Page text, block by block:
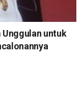
Unggulan untuk